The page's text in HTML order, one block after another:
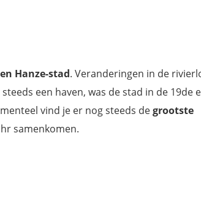
Hanze-stad. Veranderingen in de
een haven, was de stad in de 19de
vind je er nog steeds degrootste
samenkomen.